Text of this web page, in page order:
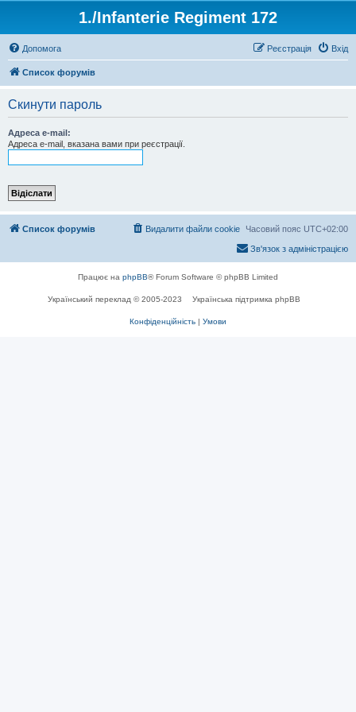
1./Infanterie Regiment 172
Допомога Вхід
Реєстрація
Список форумів
Скинути пароль
Адреса e-mail:
Адреса e-mail, вказана вами при реєстрації.
Список форумів Часовий пояс UTC+02:00
Видалити файли cookie
Зв'язок з адміністрацією
Працює на phpBB® Forum Software © phpBB Limited
Український переклад © 2005-2023 Українська підтримка phpBB
Конфіденційність | Умови